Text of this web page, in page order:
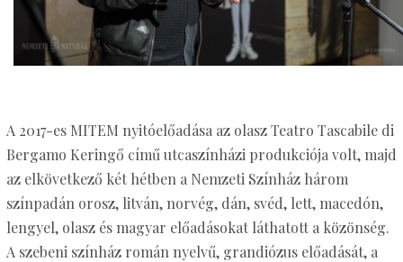
A 2017-es MITEM nyitóelőadása az olasz Teatro Tascabile di
Bergamo Keringő című utcaszínházi produkciója volt, majd
az elkövetkező két hétben a Nemzeti Színház három
színpadán orosz, litván, norvég, dán, svéd, lett, macedón,
lengyel, olasz és magyar előadásokat láthatott a közönség.
A szebeni színház román nyelvű, grandiózus előadását, a